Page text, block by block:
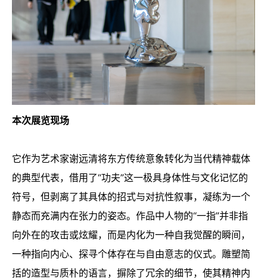
本次展览现场
它作为艺术家谢远清将东方传统意象转化为当代精神载体
的典型代表，借用了“功夫”这一极具身体性与文化记忆的
符号，但剥离了其具体的招式与对抗性叙事，凝练为一个
静态而充满内在张力的姿态。作品中人物的“一指”并非指
向外在的攻击或炫耀，而是内化为一种自我觉醒的瞬间，
一种指向内心、探寻个体存在与自由意志的仪式。雕塑简
括的造型与质朴的语言，摒除了冗余的细节，使其精神内